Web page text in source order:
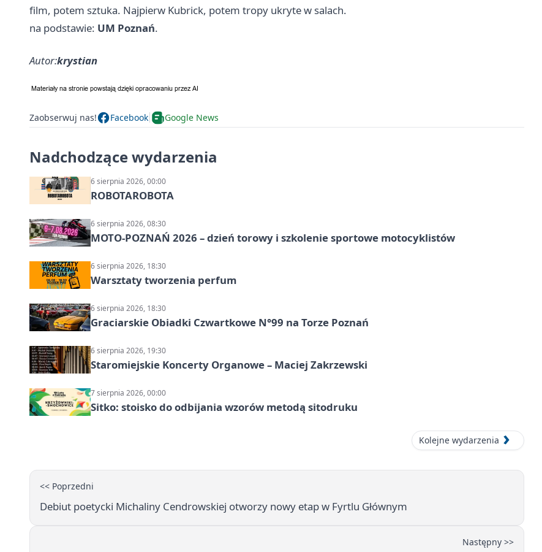
film, potem sztuka. Najpierw Kubrick, potem tropy ukryte w salach.
na podstawie: UM Poznań.
Autor:krystian
Zaobserwuj nas! Facebook Google News
Nadchodzące wydarzenia
6 sierpnia 2026, 00:00
ROBOTAROBOTA
6 sierpnia 2026, 08:30
MOTO-POZNAŃ 2026 – dzień torowy i szkolenie sportowe motocyklistów
6 sierpnia 2026, 18:30
Warsztaty tworzenia perfum
6 sierpnia 2026, 18:30
Graciarskie Obiadki Czwartkowe N°99 na Torze Poznań
6 sierpnia 2026, 19:30
Staromiejskie Koncerty Organowe – Maciej Zakrzewski
7 sierpnia 2026, 00:00
Sitko: stoisko do odbijania wzorów metodą sitodruku
Kolejne wydarzenia
<< Poprzedni
Debiut poetycki Michaliny Cendrowskiej otworzy nowy etap w Fyrtlu Głównym
Następny >>